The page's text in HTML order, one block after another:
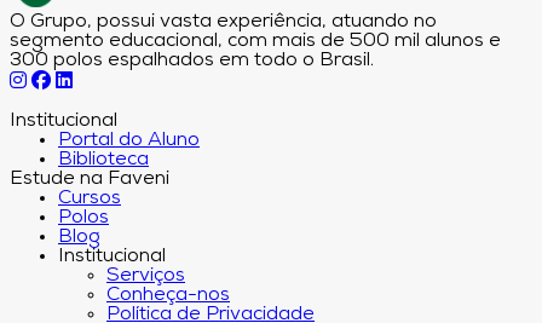
O Grupo, possui vasta experiência, atuando no
segmento educacional, com mais de 500 mil alunos e
300 polos espalhados em todo o Brasil.
Institucional
Portal do Aluno
Biblioteca
Estude na Faveni
Cursos
Polos
Blog
Institucional
Serviços
Conheça-nos
Política de Privacidade